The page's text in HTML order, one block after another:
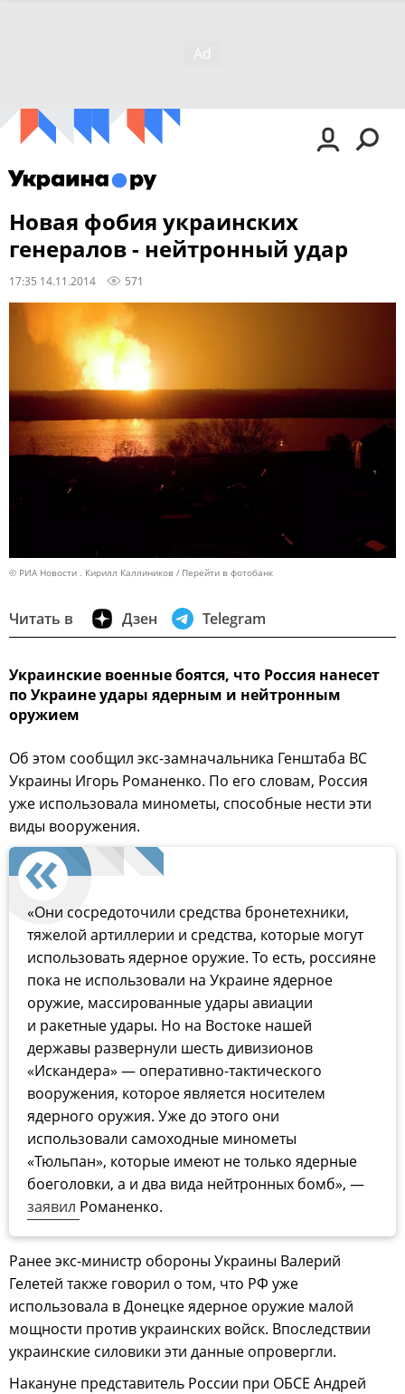
Новая фобия украинских
генералов - нейтронный удар
17:35 14.11.2014 571
© РИА Новости . Кирилл Каллиников Перейти в фотобанк
Читать в Дзен Telegram
Украинские военные боятся, что Россия нанесет
по Украине удары ядерным и нейтронным
оружием
Об этом сообщил экс-замначальника Генштаба ВС
Украины Игорь Романенко. По его словам, Россия
уже использовала минометы, способные нести эти
виды вооружения.
«Они сосредоточили средства бронетехники,
тяжелой артиллерии и средства, которые могут
использовать ядерное оружие. То есть, россияне
пока не использовали на Украине ядерное
оружие, массированные удары авиации
и ракетные удары. Но на Востоке нашей
державы развернули шесть дивизионов
«Искандера» — оперативно-тактического
вооружения, которое является носителем
ядерного оружия. Уже до этого они
использовали самоходные минометы
«Тюльпан», которые имеют не только ядерные
боеголовки, а и два вида нейтронных бомб», —
заявил Романенко.
Ранее экс-министр обороны Украины Валерий
Гелетей также говорил о том, что РФ уже
использовала в Донецке ядерное оружие малой
мощности против украинских войск. Впоследствии
украинские силовики эти данные опровергли.
Накануне представитель России при ОБСЕ Андрей